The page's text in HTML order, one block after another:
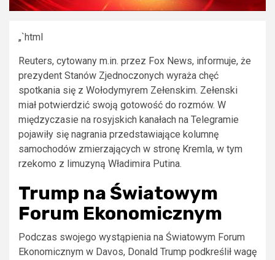
„`html
Reuters, cytowany m.in. przez Fox News, informuje, że
prezydent Stanów Zjednoczonych wyraża chęć
spotkania się z Wołodymyrem Zełenskim. Zełenski
miał potwierdzić swoją gotowość do rozmów. W
międzyczasie na rosyjskich kanałach na Telegramie
pojawiły się nagrania przedstawiające kolumnę
samochodów zmierzających w stronę Kremla, w tym
rzekomo z limuzyną Władimira Putina.
Trump na Światowym
Forum Ekonomicznym
Podczas swojego wystąpienia na Światowym Forum
Ekonomicznym w Davos, Donald Trump podkreślił wagę